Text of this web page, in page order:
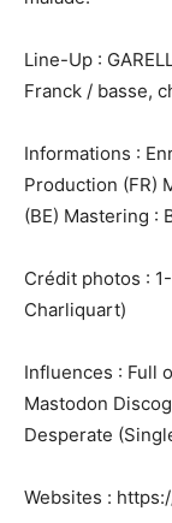
Line-Up :
Franck / basse,
Informations :
Production (FR)
(BE) Mastering :
Crédit photos :
Charliquart)
Influences : Full
Mastodon
Desperate
Websites :